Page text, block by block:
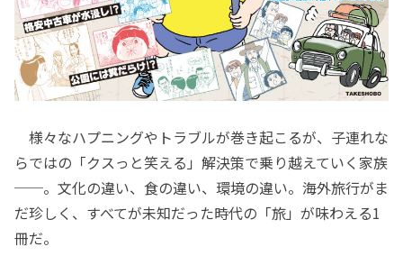
様々なハプニングやトラブルが巻き起こるが、子連れな
らではの「クスっと笑える」解決策で乗り越えていく家族
──。文化の違い、食の違い、環境の違い。海外旅行がま
だ珍しく、すべてが未知だった時代の「旅」が味わえる1
冊だ。